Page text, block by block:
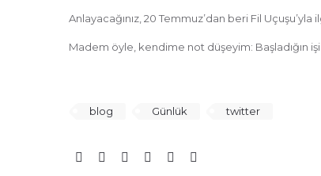
Anlayacağınız, 20 Temmuz’dan beri Fil
Madem öyle, kendime not düşeyim: Başladığın
blog Günlük twitter